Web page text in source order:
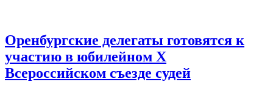
Оренбургские делегаты готовятся к
участию в юбилейном Х
Всероссийском съезде судей